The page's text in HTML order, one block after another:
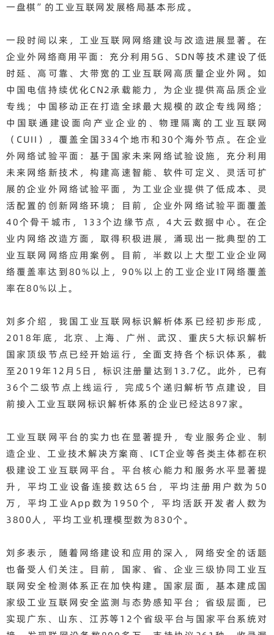
一盘棋”的工业互联网发展格局基本形成。
一段时间以来，工业互联网网络建设与改造进展显著。在
企业外网络商用平面：充分利用5G、SDN等技术建设了低
时延、高可靠、大带宽的工业互联网高质量企业外网。如
中国电信持续优化CN2承载能力，为企业提供高品质企业
专线；中国移动正在打造全球最大规模的政企专线网络；
中国联通建设面向产业企业的、物理隔离的工业互联网
（CUII），覆盖全国334个地市和30个海外节点。在企业
外网络试验平面：基于国家未来网络试验设施，充分利用
未来网络新技术，构建高速智能、软件可定义、灵活可扩
展的企业外网络试验平面，为工业企业提供了低成本、灵
活配置的创新网络环境；目前，企业外网络试验平面覆盖
40个骨干城市，133个边缘节点，4大云数据中心。在企
业内网络改造方面，取得积极进展，涌现出一批典型的工
业互联网网络应用案例。目前，半数以上大型工业企业网
络覆盖率达到80%以上，90%以上的工业企业IT网络覆盖
率在80%以上。
刘多介绍，我国工业互联网标识解析体系已经初步形成，
2018年底，北京、上海、广州、武汉、重庆5大标识解析
国家顶级节点已经开始运行，全面支持各个标识体系，截
至2019年12月5日，标识注册量达到13.7亿。此外，已有
36个二级节点上线运行，完成5个递归解析节点建设，目
前接入工业互联网标识解析体系的企业已经达897家。
工业互联网平台的实力也在显著提升，专业服务企业、制
造企业、工业技术解决方案商、ICT企业等各类主体都在积
极建设工业互联网平台。平台核心能力和服务水平显著提
升，平均工业设备连接数达65台，平均注册用户数为50
万，平均工业App数为1950个，平均活跃开发者人数为
3800人，平均工业机理模型数为830个。
刘多表示，随着网络建设和应用的深入，网络安全的话题
也备受人们关注。目前，国家、省、企业三级协同工业互
联网安全检测体系正在加快构建。国家层面，基本建成国
家级工业互联网安全监测与态势感知平台；省级层面，已
实现广东、山东、江苏等12个省级平台与国家平台系统对